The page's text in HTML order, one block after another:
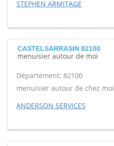
STEPHEN ARMITAGE
CASTELSARRASIN 82100
menuisier autour de moi
Département: 82100
menuisier autour de chez moi
ANDERSON SERVICES